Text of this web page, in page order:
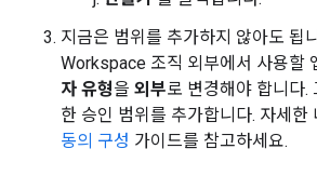
지금은 범위를 추가하지 않아도 됩
Workspace 조직 외부에서 사용할
자 유형을 외부로 변경해야 합니다.
한 승인 범위를 추가합니다. 자세한
동의 구성 가이드를 참고하세요.